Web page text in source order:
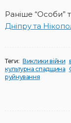
Раніше “Особи”
Дніпру та
Теги: Виклики війни
культурна спадщина
руйнування